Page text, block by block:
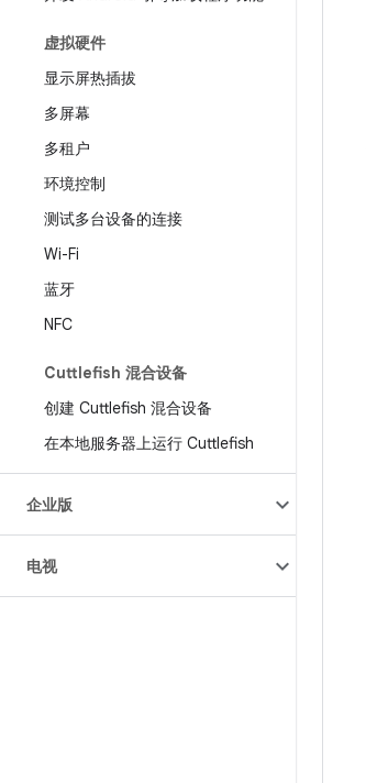
虚拟硬件
显示屏热插拔
多屏幕
多租户
环境控制
测试多台设备的连接
Wi-Fi
蓝牙
NFC
Cuttlefish 混合设备
创建 Cuttlefish 混合设备
在本地服务器上运行 Cuttlefish
企业版
电视